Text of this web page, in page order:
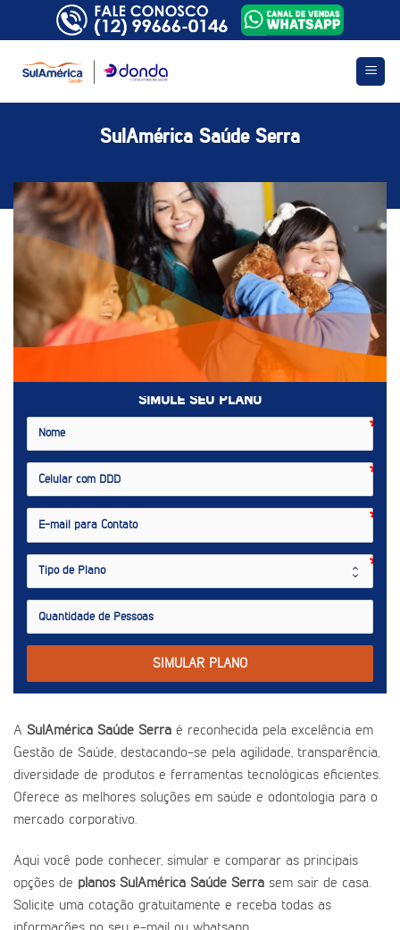
SulAmérica Saúde Serra
SIMULE SEU PLANO
SIMULAR PLANO
A SulAmérica Saúde Serra é reconhecida pela excelência em
Gestão de Saúde, destacando-se pela agilidade, transparência,
diversidade de produtos e ferramentas tecnológicas eficientes.
Oferece as melhores soluções em saúde e odontologia para o
mercado corporativo.
Aqui você pode conhecer, simular e comparar as principais
opções de planos SulAmérica Saúde Serra sem sair de casa.
Solicite uma cotação gratuitamente e receba todas as